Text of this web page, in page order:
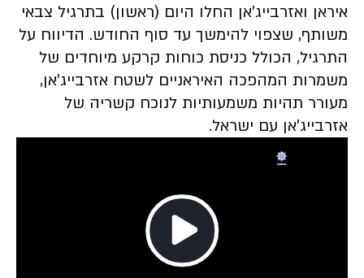
איראן ואזרבייג'אן החלו היום (ראשון) בתרגיל צבאי
משותף, שצפוי להימשך עד סוף החודש. הדיווח על
התרגיל, הכולל כניסת כוחות קרקע מיוחדים של
משמרות המהפכה האיראניים לשטח אזרבייג'אן,
מעורר תהיות משמעותיות לנוכח קשריה של
אזרבייג'אן עם ישראל.